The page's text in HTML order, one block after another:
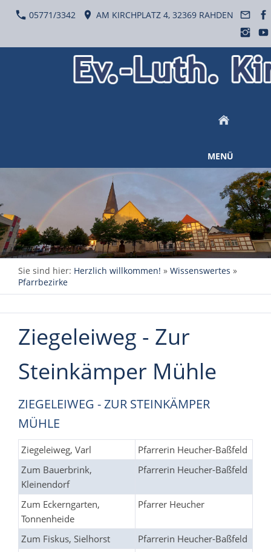
05771/3342 AM KIRCHPLATZ 4, 32369 RAHDEN
MENÜ
Sie sind hier: Herzlich willkommen! » Wissenswertes »
Pfarrbezirke
Ziegeleiweg - Zur
Steinkämper Mühle
ZIEGELEIWEG - ZUR STEINKÄMPER
MÜHLE
Ziegeleiweg, Varl
Pfarrerin Heucher-Baßfeld
Zum Bauerbrink,
Kleinendorf
Pfarrerin Heucher-Baßfeld
Zum Eckerngarten,
Tonnenheide
Pfarrer Heucher
Zum Fiskus, Sielhorst
Pfarrerin Heucher-Baßfeld